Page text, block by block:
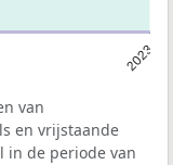
2023
van
en vrijstaande
in de periode van